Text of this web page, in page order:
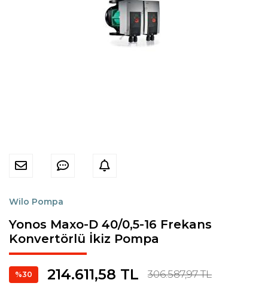
Wilo Pompa
Yonos Maxo-D 40/0,5-16 Frekans
Konvertörlü İkiz Pompa
%30 214.611,58 TL 306.587,97 TL